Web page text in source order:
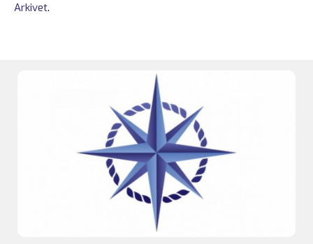
Arkivet.